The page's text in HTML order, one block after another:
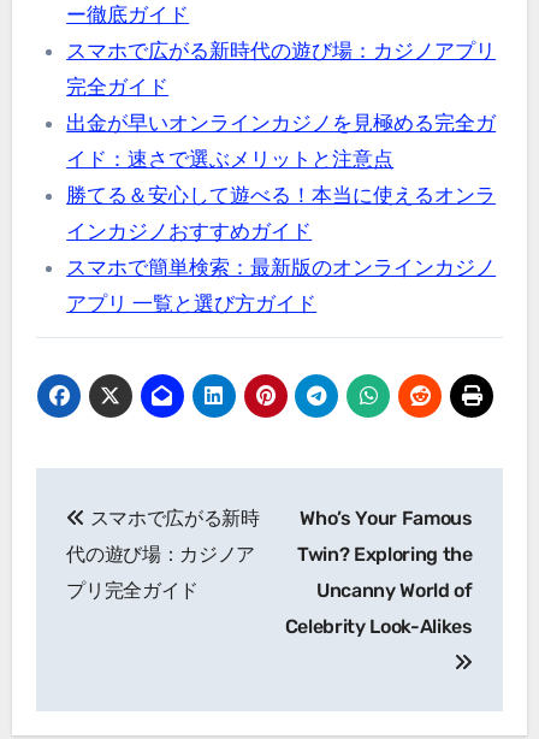
ー徹底ガイド
スマホで広がる新時代の遊び場：カジノアプリ
完全ガイド
出金が早いオンラインカジノを見極める完全ガ
イド：速さで選ぶメリットと注意点
勝てる＆安心して遊べる！本当に使えるオンラ
インカジノおすすめガイド
スマホで簡単検索：最新版のオンラインカジノ
アプリ 一覧と選び方ガイド
navigation
スマホで広がる新時
代の遊び場：カジノア
プリ完全ガイド
Who’s Your Famous
Twin? Exploring the
Uncanny World of
Celebrity Look-Alikes